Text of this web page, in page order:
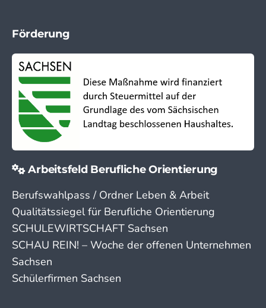
Förderung
Arbeitsfeld Berufliche Orientierung
Berufswahlpass / Ordner Leben & Arbeit
Qualitätssiegel für Berufliche Orientierung
SCHULEWIRTSCHAFT Sachsen
SCHAU REIN! – Woche der offenen Unternehmen
Sachsen
Schülerfirmen Sachsen